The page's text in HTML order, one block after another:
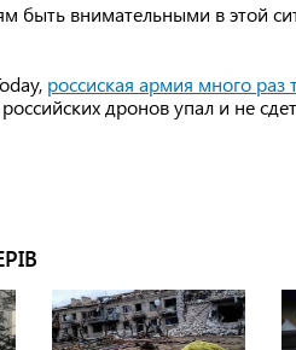
быть внимательными в этой
россиская армия много раз
дронов упал и не